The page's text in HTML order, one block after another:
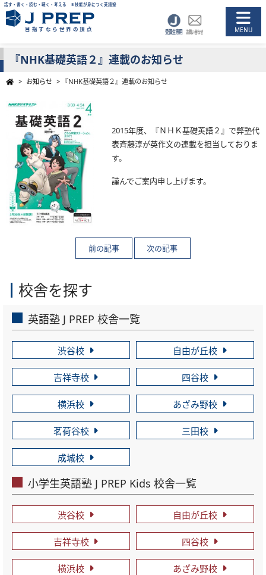
話す・書く・読む・聴く・考える ５技能が身につく英語塾
目指すなら世界の頂点
『NHK基礎英語２』連載のお知らせ
> お知らせ > 『NHK基礎英語２』連載のお知らせ
2015年度、『ＮＨＫ基礎英語２』で弊塾代
表斉藤淳が英作文の連載を担当しておりま
す。
謹んでご案内申し上げます。
校舎を探す
英語塾 J PREP 校舎一覧
渋谷校 自由が丘校
吉祥寺校 四谷校
横浜校 あざみ野校
茗荷谷校 三田校
成城校
小学生英語塾 J PREP Kids 校舎一覧
渋谷校 自由が丘校
吉祥寺校 四谷校
横浜校 あざみ野校